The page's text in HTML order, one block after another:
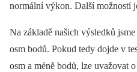
normální výkon. Další možností
Na základě našich výsledků
osm bodů. Pokud tedy dojde v
osm a méně bodů, lze uvažovat